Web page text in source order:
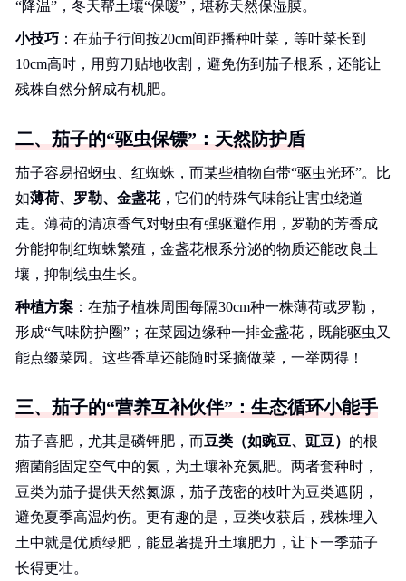
“降温”，冬天帮土壤“保暖”，堪称天然保湿膜。
小技巧 ：在茄子行间按20cm间距播种叶菜，等叶菜长到
10cm高时，用剪刀贴地收割，避免伤到茄子根系，还能让
残株自然分解成有机肥。
二、茄子的“驱虫保镖”：天然防护盾
茄子容易招蚜虫、红蜘蛛，而某些植物自带“驱虫光环”。比
如薄荷、罗勒、金盏花，它们的特殊气味能让害虫绕道
走。薄荷的清凉香气对蚜虫有强驱避作用，罗勒的芳香成
分能抑制红蜘蛛繁殖，金盏花根系分泌的物质还能改良土
壤，抑制线虫生长。
种植方案 ：在茄子植株周围每隔30cm种一株薄荷或罗勒，
形成“气味防护圈”；在菜园边缘种一排金盏花，既能驱虫又
能点缀菜园。这些香草还能随时采摘做菜，一举两得！
三、茄子的“营养互补伙伴”：生态循环小能手
茄子喜肥，尤其是磷钾肥，而豆类（如豌豆、豇豆） 的根
瘤菌能固定空气中的氮，为土壤补充氮肥。两者套种时，
豆类为茄子提供天然氮源，茄子茂密的枝叶为豆类遮阴，
避免夏季高温灼伤。更有趣的是，豆类收获后，残株埋入
土中就是优质绿肥，能显著提升土壤肥力，让下一季茄子
长得更壮。